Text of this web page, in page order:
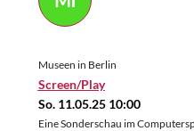
Museen in Berlin
Screen/Play
So. 11.05.25 10:00
Eine Sonderschau im